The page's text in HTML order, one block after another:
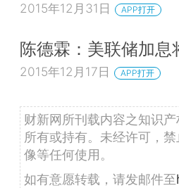
2015年12月31日 APP打开
陈德霖：美联储加
2015年12月17日 APP打开
财新网所刊载内容之知识
所有或持有。未经许可，
像等任何使用。
如有意愿转载，请发邮件至